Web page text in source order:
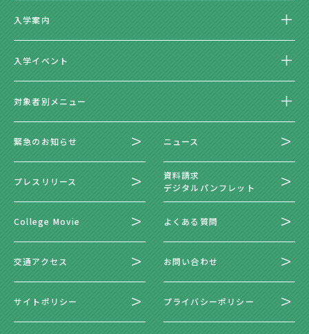
入学案内
入学イベント
対象者別メニュー
緊急のお知らせ ニュース
プレスリリース
資料請求
デジタルパンフレット
College Movie よくある質問
交通アクセス お問い合わせ
サイトポリシー プライバシーポリシー